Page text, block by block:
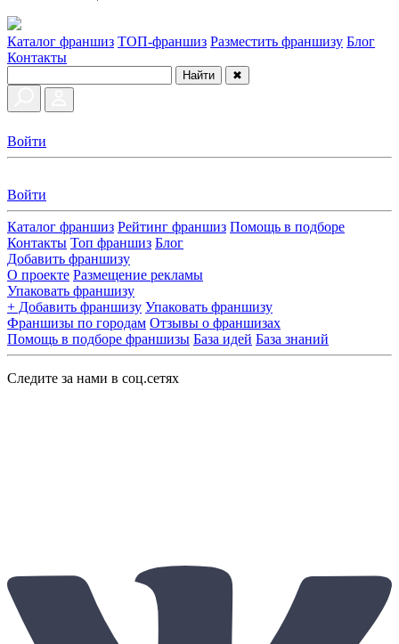
Каталог франшиз ТОП-франшиз Разместить франшизу Блог
Контакты
Найти ✖
Войти
Войти
Каталог франшиз Рейтинг франшиз Помощь в подборе
Контакты Топ франшиз Блог
Добавить франшизу
О проекте Размещение рекламы
Упаковать франшизу
+ Добавить франшизу Упаковать франшизу
Франшизы по городам Отзывы о франшизах
Помощь в подборе франшизы База идей База знаний
Следите за нами в соц.сетях